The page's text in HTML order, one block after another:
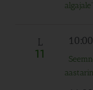
algajale”
L
11
10:00